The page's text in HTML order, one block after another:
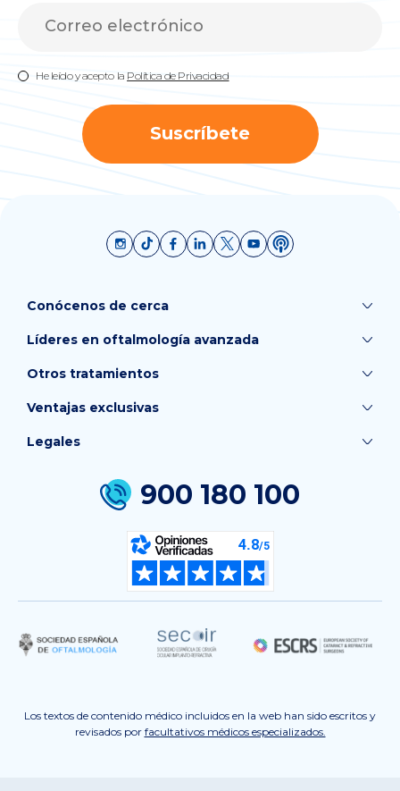
He leído y acepto la Política de Privacidad
Suscríbete
Conócenos de cerca
Líderes en oftalmología avanzada
Otros tratamientos
Ventajas exclusivas
900 180 100
Legales
Los textos de contenido médico incluidos en la web han sido escritos y
revisados por facultativos médicos especializados.